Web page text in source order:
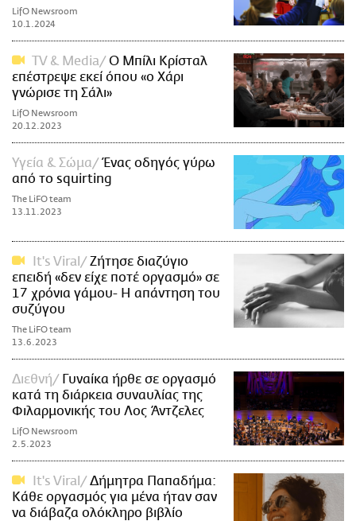
LifO Newsroom
10.1.2024
TV & Media
Ο Μπίλι Κρίσταλ
επέστρεψε εκεί όπου «ο Χάρι
γνώρισε τη Σάλι»
LifO Newsroom
20.12.2023
Υγεία & Σώμα
Ένας οδηγός γύρω
από το squirting
The LiFO team
13.11.2023
It's Viral
Ζήτησε διαζύγιο
επειδή «δεν είχε ποτέ οργασμό» σε
17 χρόνια γάμου- Η απάντηση του
συζύγου
The LiFO team
13.6.2023
Διεθνή
Γυναίκα ήρθε σε οργασμό
κατά τη διάρκεια συναυλίας της
Φιλαρμονικής του Λος Άντζελες
LifO Newsroom
2.5.2023
It's Viral
Δήμητρα Παπαδήμα:
Κάθε οργασμός για μένα ήταν σαν
να διάβαζα ολόκληρο βιβλίο